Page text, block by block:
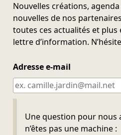
Nouvelles créations,
nouvelles de nos
toutes ces actualités et
lettre d’information.
Adresse e-mail
Une question pour nous
n’êtes pas une machine :
Ne pas remplir